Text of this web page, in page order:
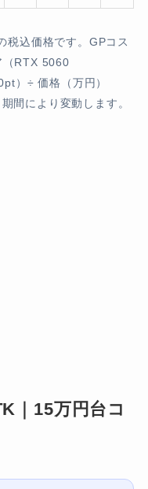
込価格です。GPコス
RTX 5060
）÷ 価格（万円）
間により変動します。
｜15万円台コ